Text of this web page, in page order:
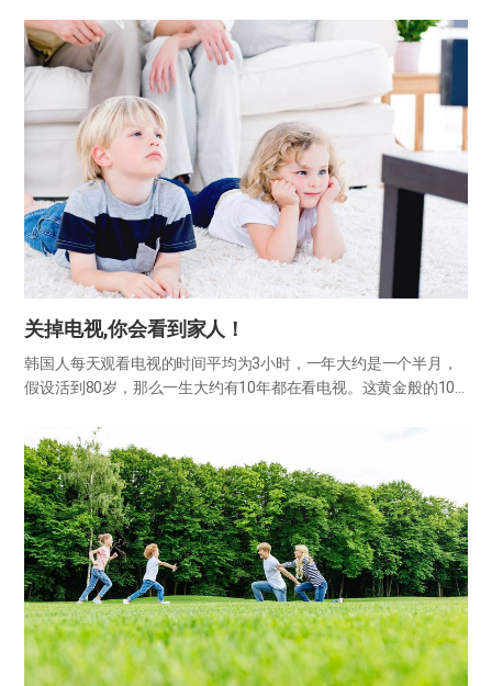
洁在很多人心中，是又麻烦又辛苦的事。也难怪我们常常会幻想：
…
关掉电视,你会看到家人！
韩国人每天观看电视的时间平均为3小时，一年大约是一个半月，
假设活到80岁，那么一生大约有10年都在看电视。这黄金般的10
视”一词由希腊语的“tele”（远）和拉丁语的“visio…